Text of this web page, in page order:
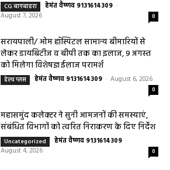
CG बागबाहरा हेमंत वैष्णव 9131614309 -
August 7, 2026
0
सरायपाली/ ओम हॉस्पिटल सामान्य बीमारियों से
लेकर डायबिटीज व बीपी तक का इलाज, 9 अगस्त
को मिलेगा विशेषज्ञ ईलाज परामर्श
हेल्थ प्लस हेमंत वैष्णव 9131614309 - August 6, 2026
0
महासमुंद कलेक्टर ने सुनी आमजनों की समस्याएं,
संबंधित विभागों को त्वरित निराकरण के दिए निर्देश
Uncategorized हेमंत वैष्णव 9131614309 -
August 4, 2026
0